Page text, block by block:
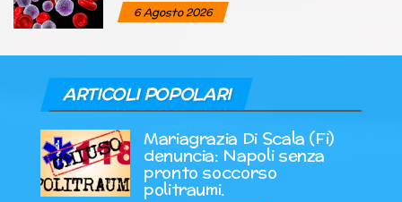
6 Agosto 2026
ARTICOLI POPOLARI
Mariagrazia Di Scala (Fi)
denuncia: Napoli senza
pronto soccorso
politraumi.